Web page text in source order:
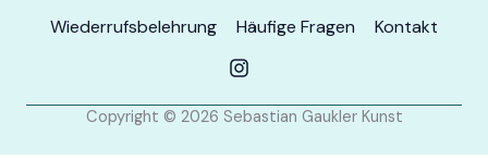
Wiederrufsbelehrung
Häufige Fragen Kontakt
Copyright © 2026 Sebastian Gaukler Kunst